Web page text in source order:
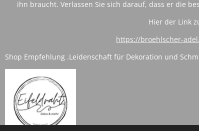
ihn braucht. Verlassen Sie sich darauf, dass er die
Hier der Link
https://broehlscher-
Shop Empfehlung .Leidenschaft für Dekoration und